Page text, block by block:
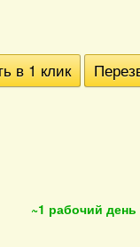
в 1 клик
~1 рабочий день